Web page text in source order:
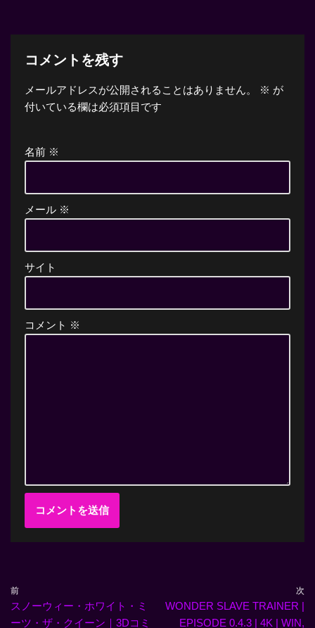
コメントを残す
メールアドレスが公開されることはありません。 ※ が
付いている欄は必須項目です
名前 ※
メール ※
サイト
コメント ※
前
スノーウィー・ホワイト・ミ
ーツ・ザ・クイーン｜3Dコミ
次
WONDER SLAVE TRAINER |
EPISODE 0.4.3 | 4K | WIN,